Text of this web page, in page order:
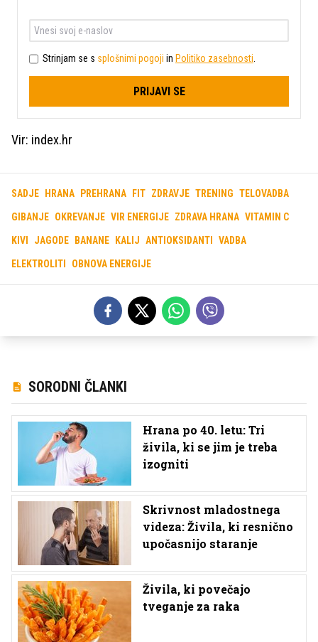
Strinjam se s splošnimi pogoji in Politiko zasebnosti
PRIJAVI SE
Vir: index.hr
SADJE HRANA PREHRANA FIT ZDRAVJE TRENING TELOVADBA
GIBANJE OKREVANJE VIR ENERGIJE ZDRAVA HRANA VITAMIN C
KIVI JAGODE BANANE KALIJ ANTIOKSIDANTI VADBA
ELEKTROLITI OBNOVA ENERGIJE
SORODNI ČLANKI
Hrana po 40. letu: Tri
živila, ki se jim je treba
izogniti
Skrivnost mladostnega
videza: Živila, ki resnično
upočasnijo staranje
Živila, ki povečajo
tveganje za raka